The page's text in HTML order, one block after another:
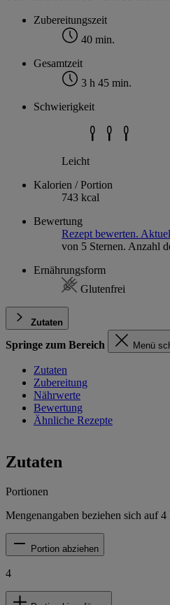
Zubereitungszeit
40 min.
Gesamtzeit
3 h 45 min.
Schwierigkeit
Leicht
Kalorien / Portion
743 kcal
Bewertung
Rezept bewerten.
von 5 Sternen. Anzahl
Ernährungsform
Glutenfrei
Zutaten
Springe zum Bereich Menü
Zutaten
Zubereitung
Nährwerte
Bewertung
Ähnliche Rezepte
Zutaten
Portionen
Mengenangaben beziehen sich auf4
Portion abziehen
4